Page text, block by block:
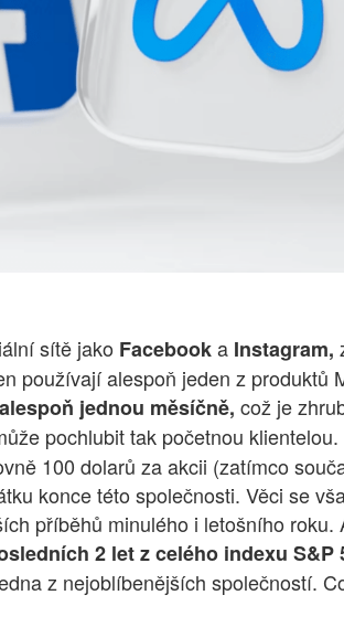
sítě jako Facebooka Instagram,
používají alespoň jeden z produktů
alespoň jednou měsíčně, což je
pochlubit tak početnou
100 dolarů za akcii (zatímco
konce této společnosti. Věci se
příběhů minulého i letošního roku.
2 let z celého indexu S&P
z nejoblíbenějších společností.